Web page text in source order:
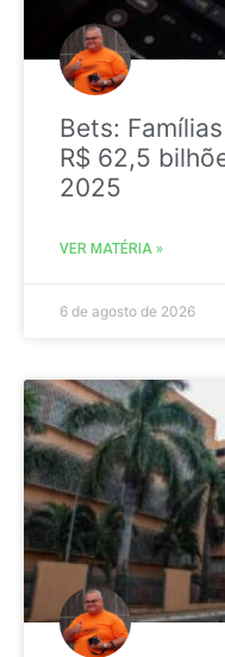
Bets:
R$ 62,5
2025
VER MATÉRIA »
6 de agosto de 2026